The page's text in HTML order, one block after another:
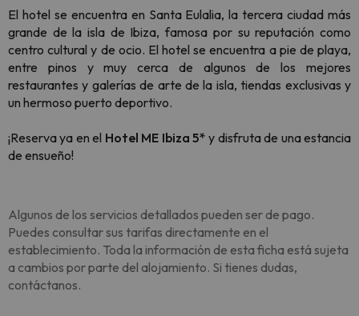
El hotel se encuentra en Santa Eulalia, la tercera ciudad más
grande de la isla de Ibiza, famosa por su reputación como
centro cultural y de ocio. El hotel se encuentra a pie de playa,
entre pinos y muy cerca de algunos de los mejores
restaurantes y galerías de arte de la isla, tiendas exclusivas y
un hermoso puerto deportivo.
¡Reserva ya en el Hotel ME Ibiza 5* y disfruta de una estancia
de ensueño!
Algunos de los servicios detallados pueden ser de pago.
Puedes consultar sus tarifas directamente en el
establecimiento. Toda la información de esta ficha está sujeta
a cambios por parte del alojamiento. Si tienes dudas,
contáctanos.